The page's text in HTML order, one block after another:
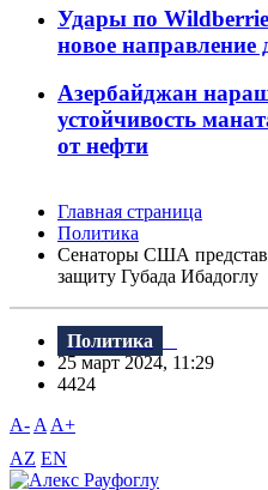
Удары по
новое направление
Азербайджан
устойчивость
от нефти
Главная страница
Политика
Сенаторы США
защиту Губада Ибадоглу
Политика
25 март 2024, 11:29
4424
A- A A+
AZ EN